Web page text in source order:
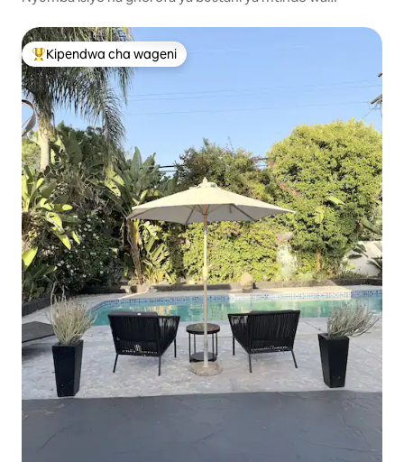
Kipendwa maarufu cha wageni
Kipendwa cha wageni